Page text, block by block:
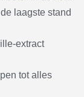
laagste stand
extract
tot alles